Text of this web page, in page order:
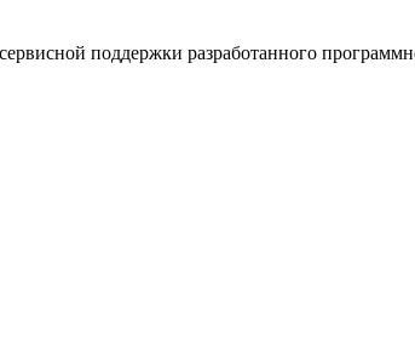
поддержки разработанного